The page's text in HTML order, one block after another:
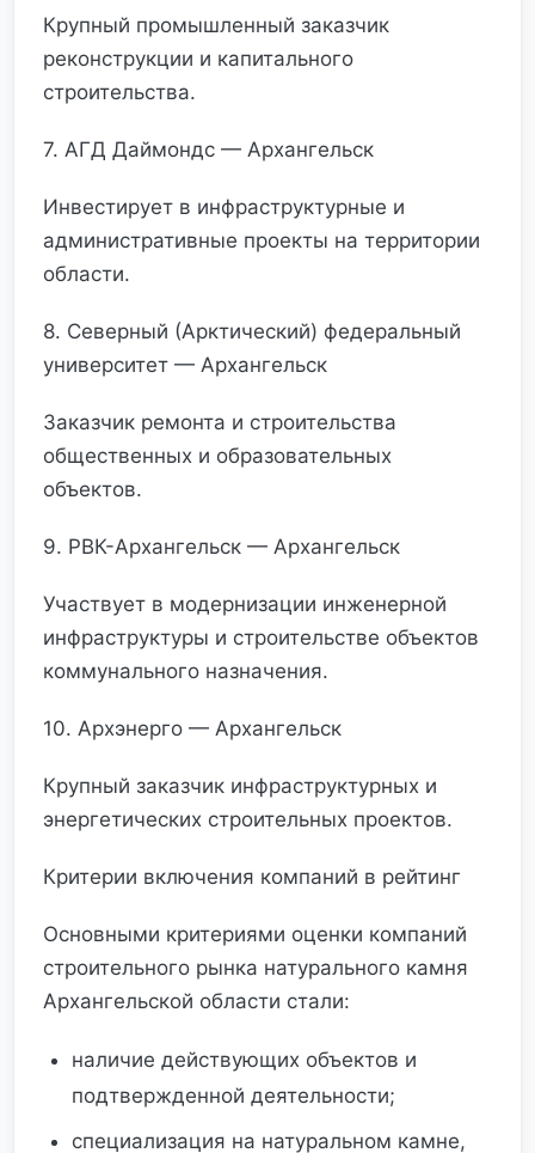
Крупный промышленный заказчик
реконструкции и капитального
строительства.
7. АГД Даймондс — Архангельск
Инвестирует в инфраструктурные и
административные проекты на территории
области.
8. Северный (Арктический) федеральный
университет — Архангельск
Заказчик ремонта и строительства
общественных и образовательных
объектов.
9. РВК-Архангельск — Архангельск
Участвует в модернизации инженерной
инфраструктуры и строительстве объектов
коммунального назначения.
10. Архэнерго — Архангельск
Крупный заказчик инфраструктурных и
энергетических строительных проектов.
Критерии включения компаний в рейтинг
Основными критериями оценки компаний
строительного рынка натурального камня
Архангельской области стали:
наличие действующих объектов и
подтвержденной деятельности;
специализация на натуральном камне,